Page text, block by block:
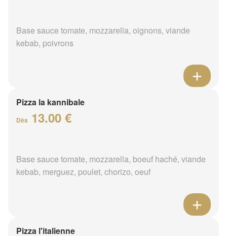
Base sauce tomate, mozzarella, oignons, viande
kebab, poivrons
Pizza la kannibale
Dès 13.00 €
Base sauce tomate, mozzarella, boeuf haché, viande
kebab, merguez, poulet, chorizo, oeuf
Pizza l'italienne